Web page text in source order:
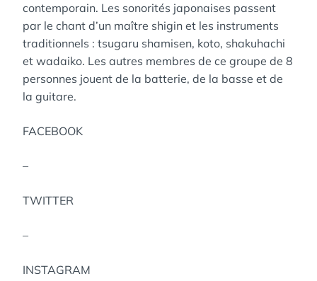
contemporain. Les sonorités japonaises passent
par le chant d’un maître shigin et les instruments
traditionnels : tsugaru shamisen, koto, shakuhachi
et wadaiko. Les autres membres de ce groupe de 8
personnes jouent de la batterie, de la basse et de
la guitare.
FACEBOOK
–
TWITTER
–
INSTAGRAM